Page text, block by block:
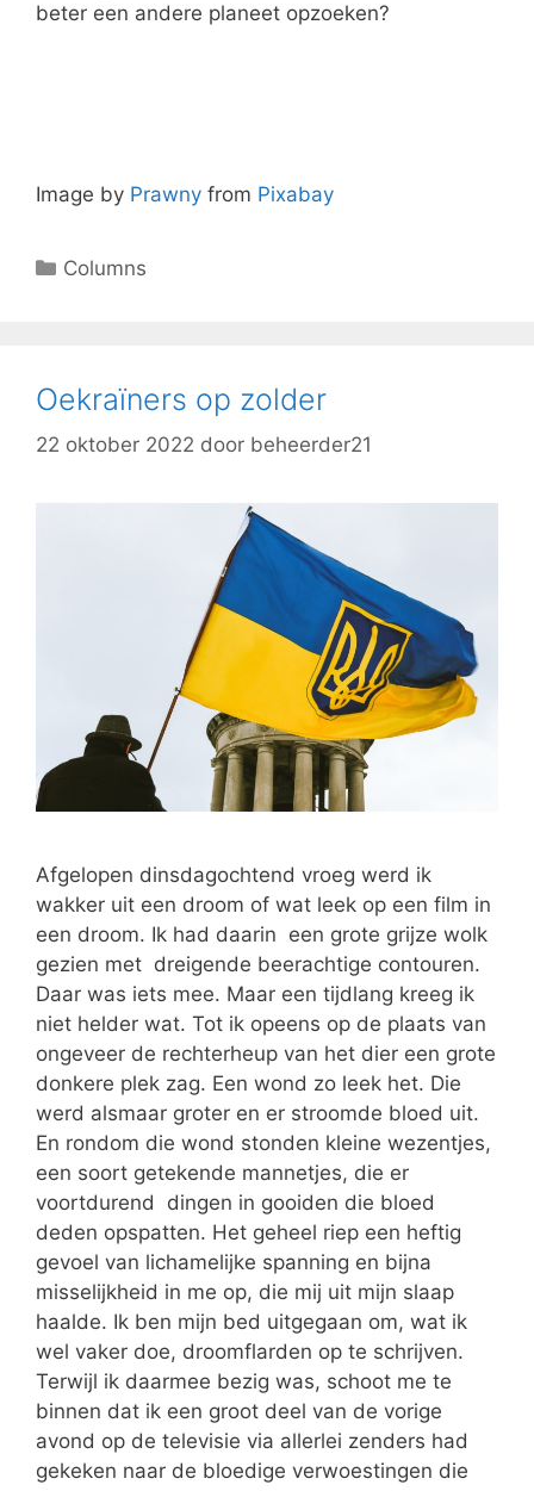
beter een andere planeet opzoeken?
Image by Prawny from Pixabay
Columns
Oekraïners op zolder
22 oktober 2022 door beheerder21
Afgelopen dinsdagochtend vroeg werd ik
wakker uit een droom of wat leek op een film in
een droom. Ik had daarin een grote grijze wolk
gezien met dreigende beerachtige contouren.
Daar was iets mee. Maar een tijdlang kreeg ik
niet helder wat. Tot ik opeens op de plaats van
ongeveer de rechterheup van het dier een grote
donkere plek zag. Een wond zo leek het. Die
werd alsmaar groter en er stroomde bloed uit.
En rondom die wond stonden kleine wezentjes,
een soort getekende mannetjes, die er
voortdurend dingen in gooiden die bloed
deden opspatten. Het geheel riep een heftig
gevoel van lichamelijke spanning en bijna
misselijkheid in me op, die mij uit mijn slaap
haalde. Ik ben mijn bed uitgegaan om, wat ik
wel vaker doe, droomflarden op te schrijven.
Terwijl ik daarmee bezig was, schoot me te
binnen dat ik een groot deel van de vorige
avond op de televisie via allerlei zenders had
gekeken naar de bloedige verwoestingen die